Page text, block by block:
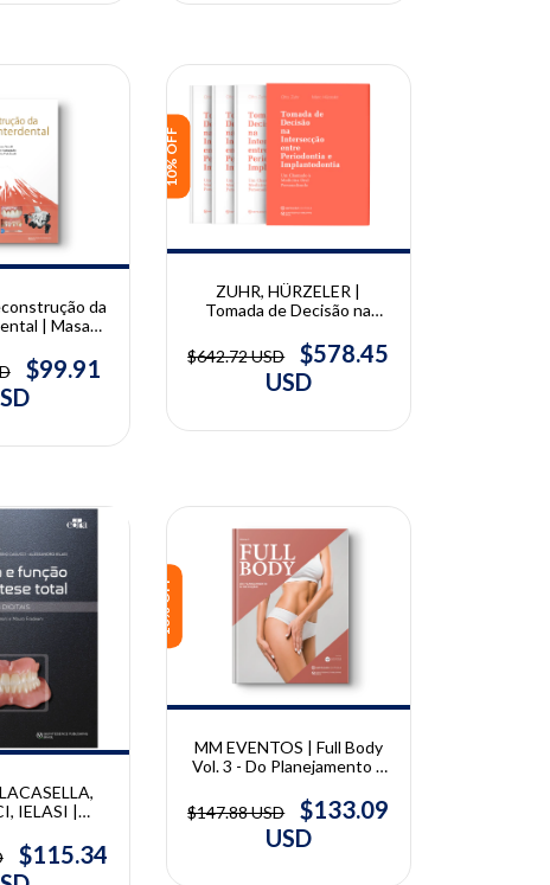
da
| Masana
Takahashi
$99.91
10% OFF
ZUHR, HÜRZELER |
Tomada de Decisão na
Periodontia e
Implantodontia | Otto
Zuhr, Marc Hürzeler
$642.72 USD
$578.45
USD
IELASI |
Total -
Digitais |
$115.34
10% OFF
MM EVENTOS | Full Body
Vol. 3 - Do Planejamento à
$147.88 USD
$133.09
USD